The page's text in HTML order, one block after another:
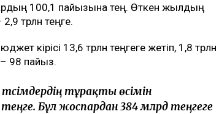
100,1 пайызына тең. Өткен жылдың
трлн теңге.
кірісі 13,6 трлн теңгеге жетіп, 1,8 трлн
98 пайыз.
тұрақты өсімін
Бұл жоспардан 384 млрд теңгеге